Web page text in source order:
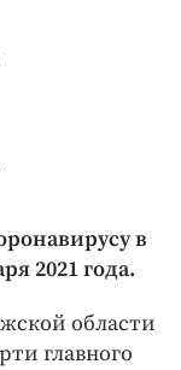
в
2021 года.
области
главного